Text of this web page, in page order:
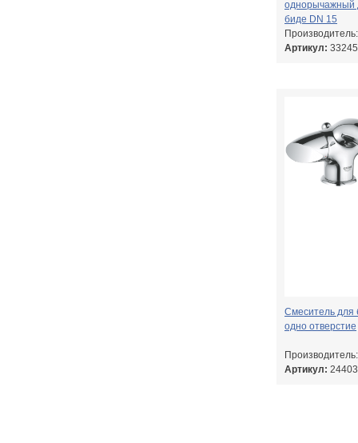
однорычажный
биде DN 15
Артикул:
Смеситель для
одно отверстие
Артикул: